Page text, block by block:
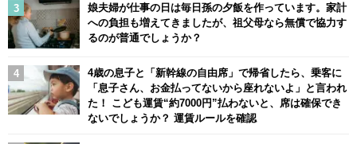
娘夫婦が仕事の日は毎日孫の夕飯を作っています。家計
への負担も増えてきましたが、祖父母なら無償で協力す
るのが普通でしょうか？
4歳の息子と「新幹線の自由席」で帰省したら、乗客に
「息子さん、お金払ってないから座れないよ」と言われ
た！ こども運賃“約7000円”払わないと、席は確保でき
ないでしょうか？ 運賃ルールを確認